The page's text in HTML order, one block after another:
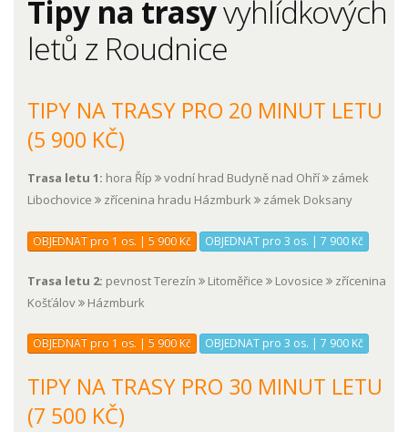
Tipy na trasyvyhlídkových
letů z Roudnice
TIPY NA TRASY PRO 20 MINUT LETU
(5 900 KČ)
Trasa letu 1: hora Říp vodní hrad Budyně nad Ohří
zámek
Libochovice
zřícenina hradu Házmburk zámek Doksany
OBJEDNAT pro 1 os. | 5 900 Kč OBJEDNAT pro 3 os. | 7 900 Kč
Trasa letu 2: pevnost Terezín Litoměřice Lovosice
zřícenina
Košťálov
Házmburk
OBJEDNAT pro 1 os. | 5 900 Kč OBJEDNAT pro 3 os. | 7 900 Kč
TIPY NA TRASY PRO 30 MINUT LETU
(7 500 KČ)